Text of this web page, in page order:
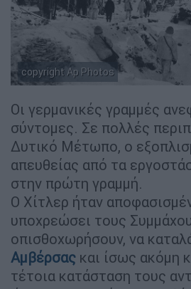
copyright Ap Photos
Οι γερμανικές γραμμές
σύντομες. Σε πολλές
Δυτικό Μέτωπο, ο
απευθείας από τα
στην πρώτη γραμμή.
Ο Χίτλερ ήταν
υποχρεώσει τους
οπισθοχωρήσουν, να
Αμβέρσας και ίσως ακόμη
τέτοια κατάσταση τους